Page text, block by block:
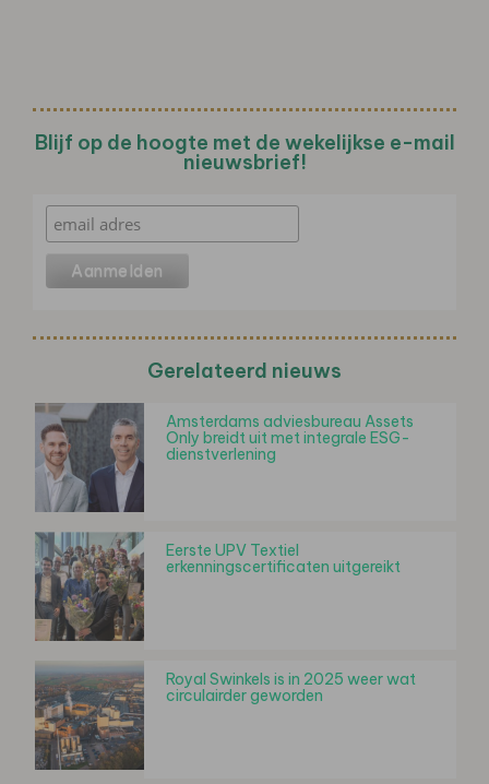
Blijf op de hoogte met de wekelijkse e-mail
nieuwsbrief!
Gerelateerd nieuws
Amsterdams adviesbureau Assets
Only breidt uit met integrale ESG-
dienstverlening
Eerste UPV Textiel
erkenningscertificaten uitgereikt
Royal Swinkels is in 2025 weer wat
circulairder geworden